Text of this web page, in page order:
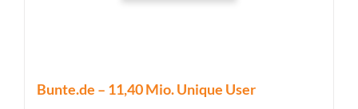
Bunte.de – 11,40 Mio. Unique User